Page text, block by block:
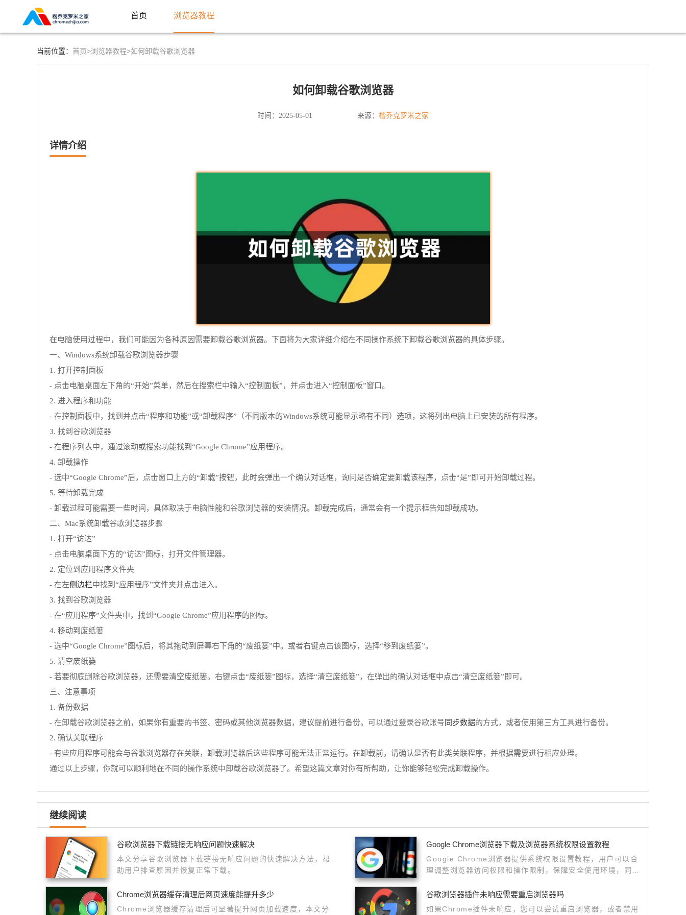
首页 浏览器教程
当前位置： 首页>浏览器教程>如何卸载谷歌浏览器
如何卸载谷歌浏览器
时间：2025-05-01 来源： 楷乔克罗米之家
详情介绍
在电脑使用过程中，我们可能因为各种原因需要卸载谷歌浏览器。下面将为大家详细介绍在不同操作系统下卸载谷歌浏览器的具体步骤。
一、Windows系统卸载谷歌浏览器步骤
1. 打开控制面板
- 点击电脑桌面左下角的“开始”菜单，然后在搜索栏中输入“控制面板”，并点击进入“控制面板”窗口。
2. 进入程序和功能
- 在控制面板中，找到并点击“程序和功能”或“卸载程序”（不同版本的Windows系统可能显示略有不同）选项，这将列出电脑上已安装的所有程序。
3. 找到谷歌浏览器
- 在程序列表中，通过滚动或搜索功能找到“Google Chrome”应用程序。
4. 卸载操作
- 选中“Google Chrome”后，点击窗口上方的“卸载”按钮，此时会弹出一个确认对话框，询问是否确定要卸载该程序，点击“是”即可开始卸载过程。
5. 等待卸载完成
- 卸载过程可能需要一些时间，具体取决于电脑性能和谷歌浏览器的安装情况。卸载完成后，通常会有一个提示框告知卸载成功。
二、Mac系统卸载谷歌浏览器步骤
1. 打开“访达”
- 点击电脑桌面下方的“访达”图标，打开文件管理器。
2. 定位到应用程序文件夹
- 在左侧边栏中找到“应用程序”文件夹并点击进入。
3. 找到谷歌浏览器
- 在“应用程序”文件夹中，找到“Google Chrome”应用程序的图标。
4. 移动到废纸篓
- 选中“Google Chrome”图标后，将其拖动到屏幕右下角的“废纸篓”中。或者右键点击该图标，选择“移到废纸篓”。
5. 清空废纸篓
- 若要彻底删除谷歌浏览器，还需要清空废纸篓。右键点击“废纸篓”图标，选择“清空废纸篓”，在弹出的确认对话框中点击“清空废纸篓”即可。
三、注意事项
1. 备份数据
- 在卸载谷歌浏览器之前，如果你有重要的书签、密码或其他浏览器数据，建议提前进行备份。可以通过登录谷歌账号同步数据的方式，或者使用第三方工具进行备份。
2. 确认关联程序
- 有些应用程序可能会与谷歌浏览器存在关联，卸载浏览器后这些程序可能无法正常运行。在卸载前，请确认是否有此类关联程序，并根据需要进行相应处理。
通过以上步骤，你就可以顺利地在不同的操作系统中卸载谷歌浏览器了。希望这篇文章对你有所帮助，让你能够轻松完成卸载操作。
继续阅读
谷歌浏览器下载链接无响应问题快速解决
本文分享谷歌浏览器下载链接无响应问题的快速解决方法，帮
助用户排查原因并恢复正常下载。
Google Chrome浏览器下载及浏览器系统权限设置教程
Google Chrome浏览器提供系统权限设置教程，用户可以合
理调整浏览器访问权限和操作限制，保障安全使用环境，同时
Chrome浏览器缓存清理后网页速度能提升多少
Chrome浏览器缓存清理后可显著提升网页加载速度，本文分
谷歌浏览器插件未响应需要重启浏览器吗
如果Chrome插件未响应，您可以尝试重启浏览器，或者禁用